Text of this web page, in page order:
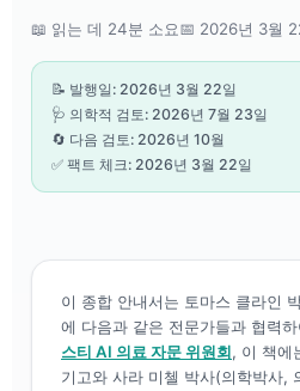
📖 읽는 데 24분 소요📅 2026년 3월
📝 발행일: 2026년 3월 22일
🩺 의학적 검토: 2026년 7월 23일
🔄 다음 검토: 2026년 10월
✅ 팩트 체크: 2026년 3월 22일
이 종합 안내서는 토마스 클라인
에 다음과 같은 전문가들과 협력
스티 AI 의료 자문 위원회, 이 책에
기고와 사라 미첼 박사(의학박사,